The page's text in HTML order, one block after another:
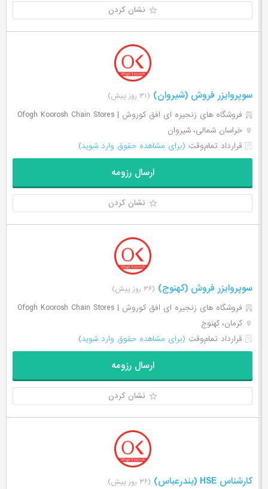
نشان کردن
سوپروایزر فروش (شیروان) (۳۱ روز پیش)
فروشگاه های زنجیره ای افق کوروش | Ofogh Koorosh Chain Stores
خراسان شمالی، شیروان
قرارداد تمام‌وقت (برای مشاهده حقوق وارد شوید)
ارسال رزومه
نشان کردن
سوپروایزر فروش (کهنوج) (۳۶ روز پیش)
فروشگاه های زنجیره ای افق کوروش | Ofogh Koorosh Chain Stores
کرمان، کهنوج
قرارداد تمام‌وقت (برای مشاهده حقوق وارد شوید)
ارسال رزومه
نشان کردن
کارشناس HSE (بندرعباس) (۳۶ روز پیش)